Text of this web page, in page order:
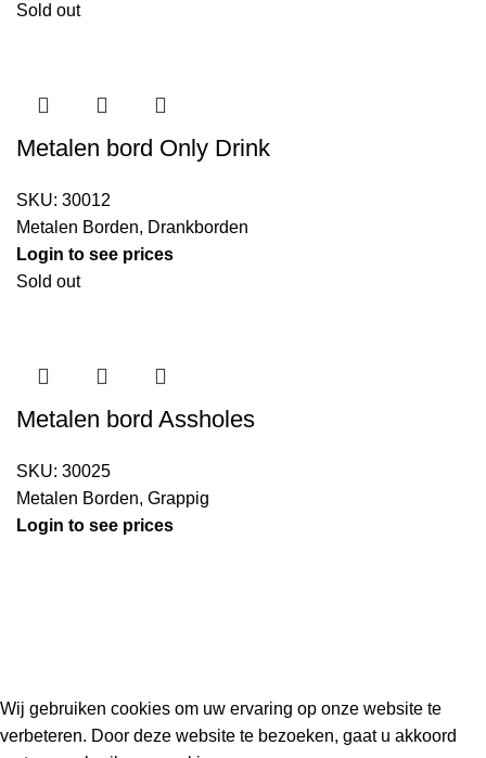
Sold out
Metalen bord Only Drink
SKU: 30012
Metalen Borden, Drankborden
Login to see prices
Sold out
Metalen bord Assholes
SKU: 30025
Metalen Borden, Grappig
Login to see prices
Wij gebruiken cookies om uw ervaring op onze website te
verbeteren. Door deze website te bezoeken, gaat u akkoord